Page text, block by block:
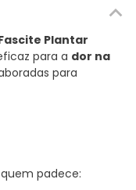
Plantar
para a dor na
para
padece: